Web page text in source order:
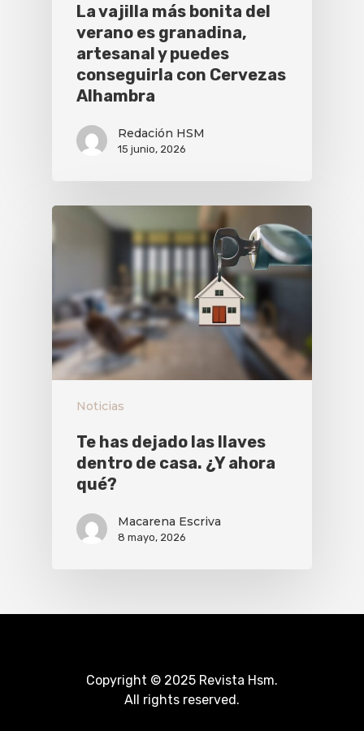
La vajilla más bonita del
verano es granadina,
artesanal y puedes
conseguirla con Cervezas
Alhambra
Redación HSM
15 junio, 2026
Noticias
Te has dejado las llaves
dentro de casa. ¿Y ahora
qué?
Macarena Escriva
8 mayo, 2026
Copyright © 2025 Revista Hsm.
All rights reserved.